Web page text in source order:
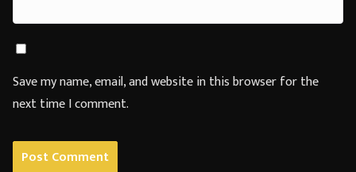
Save my name, email, and website in this browser for the
next time I comment.